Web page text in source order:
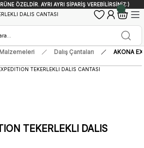
ÖZELDİR. AYRI AYRI SİPARİŞ VEREBİLİRSİNİZ:)
Malzemeleri Dalış Çantaları AKONA
TEKERLEKLI DALIS